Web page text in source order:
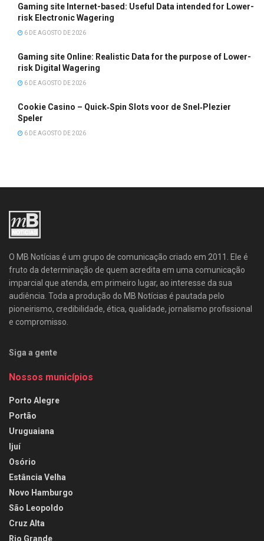
Gaming site Internet-based: Useful Data intended for Lower-
risk Electronic Wagering
6 DE AGOSTO DE 2026
Gaming site Online: Realistic Data for the purpose of Lower-
risk Digital Wagering
6 DE AGOSTO DE 2026
Cookie Casino – Quick‑Spin Slots voor de Snel‑Plezier
Speler
6 DE AGOSTO DE 2026
O MB Notícias é um grupo de comunicação criado em 2011. Ele é
fruto da determinação de quem acredita em uma comunicação
imparcial que atenda, em primeiro lugar, ao interesse da sua
audiência. Toda a produção do MB Notícias é pautada pelo
pioneirismo, credibilidade, ética, qualidade, jornalismo profissional
e compromisso.
Siga a gente
Nossos municípios
Porto Alegre
Portão
Uruguaiana
Ijuí
Osório
Estância Velha
Novo Hamburgo
São Leopoldo
Cruz Alta
Rio Grande